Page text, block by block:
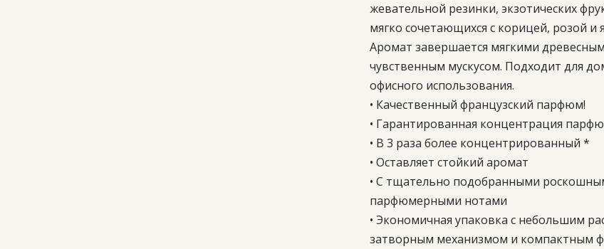
жевательной резинки, экзотических
мягко сочетающихся с корицей, розой и
Аромат завершается мягкими
чувственным мускусом. Подходит для
офисного использования.
• Качественный французский парфюм!
• Гарантированная концентрация
• В 3 раза более концентрированный *
• Оставляет стойкий аромат
• С тщательно подобранными
парфюмерными нотами
• Экономичная упаковка с небольшим
затворным механизмом и компактным